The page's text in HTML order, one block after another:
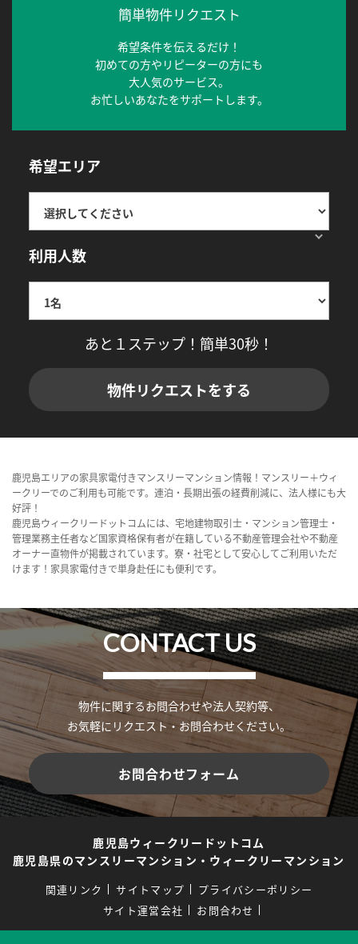
簡単物件リクエスト
希望条件を伝えるだけ！
初めての方やリピーターの方にも
大人気のサービス。
お忙しいあなたをサポートします。
希望エリア
利用人数
あと１ステップ！簡単30秒！
物件リクエストをする
鹿児島エリアの家具家電付きマンスリーマンション情報！マンスリー＋ウィ
ークリーでのご利用も可能です。連泊・長期出張の経費削減に、法人様にも大
好評！
鹿児島ウィークリードットコムには、宅地建物取引士・マンション管理士・
管理業務主任者など国家資格保有者が在籍している不動産管理会社や不動産
オーナー直物件が掲載されています。寮・社宅として安心してご利用いただ
けます！家具家電付きで単身赴任にも便利です。
CONTACT US
物件に関するお問合わせや法人契約等、
お気軽にリクエスト・お問合わせください。
お問合わせフォーム
鹿児島ウィークリードットコム
鹿児島県のマンスリーマンション・ウィークリーマンション
関連リンク サイトマップ
プライバシーポリシー
サイト運営会社
お問合わせ